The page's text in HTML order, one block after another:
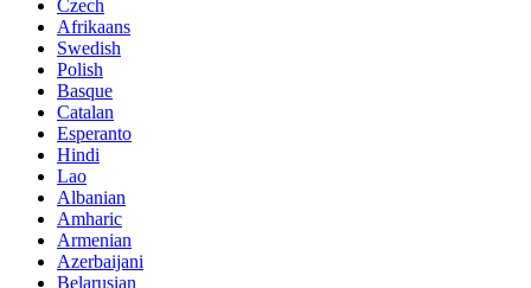
Czech
Afrikaans
Swedish
Polish
Basque
Catalan
Esperanto
Hindi
Lao
Albanian
Amharic
Armenian
Azerbaijani
Belarusian